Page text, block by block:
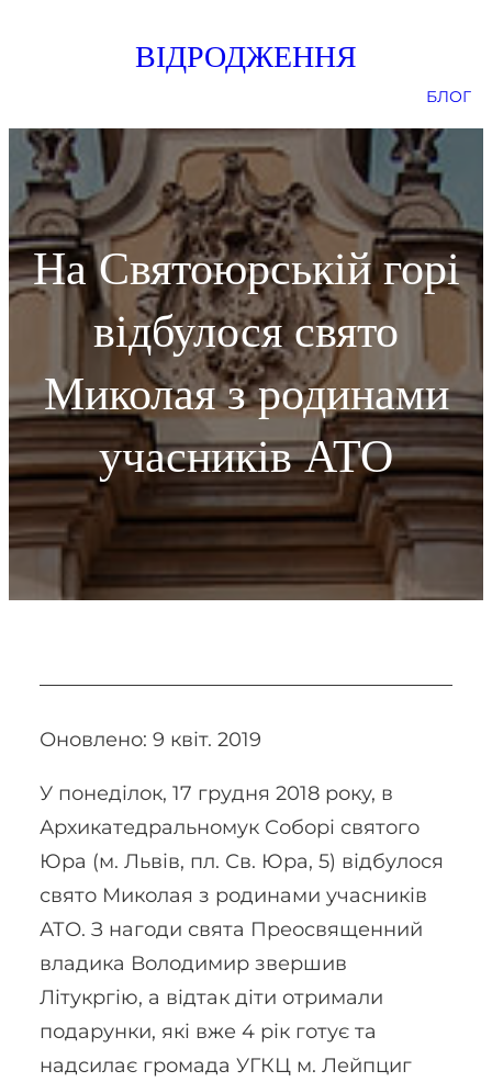
ВІДРОДЖЕННЯ
БЛОГ
На Святоюрській горі
відбулося свято
Миколая з родинами
учасників АТО
Оновлено: 9 квіт. 2019
У понеділок, 17 грудня 2018 року, в
Архикатедральномук Соборі святого
Юра (м. Львів, пл. Св. Юра, 5) відбулося
свято Миколая з родинами учасників
АТО. З нагоди свята Преосвященний
владика Володимир звершив
Літукргію, а відтак діти отримали
подарунки, які вже 4 рік готує та
надсилає громада УГКЦ м. Лейпциг